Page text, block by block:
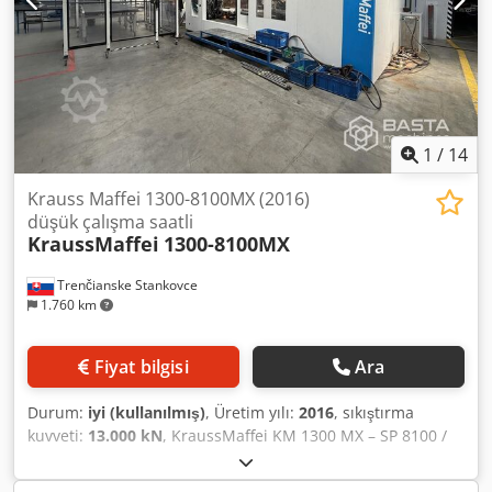
1 / 14
Trenčianske Stankovce
1.760 km
Krauss Maffei 1300-8100MX (2016)
düşük çalışma saatli
KraussMaffei 1300-8100MX
Fiyat bilgisi Ara
Durum: iyi (kullanılmış), Üretim yılı: 2016, sıkıştırma
kuvveti: 13.000 kN, KraussMaffei KM 1300 MX – SP 8100 /
Vidalı Çapı Ø 105 mm Kapama Ünitesi 1. Kapama kuvveti:
13.000 kN / 1.300 t 2. Kalıp açma kuvveti: 910 kN 3.